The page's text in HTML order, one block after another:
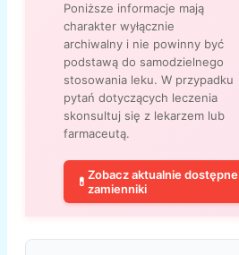
Poniższe informacje mają
charakter wyłącznie
archiwalny i nie powinny być
podstawą do samodzielnego
stosowania leku. W przypadku
pytań dotyczących leczenia
skonsultuj się z lekarzem lub
farmaceutą.
💊 Zobacz aktualnie dostępne
zamienniki